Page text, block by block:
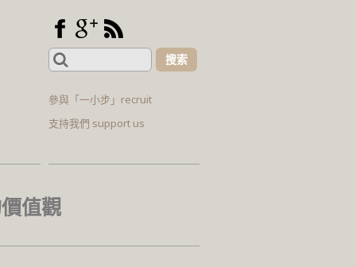
Search
for:
參與「一小步」recruit
支持我們 support us
值觀